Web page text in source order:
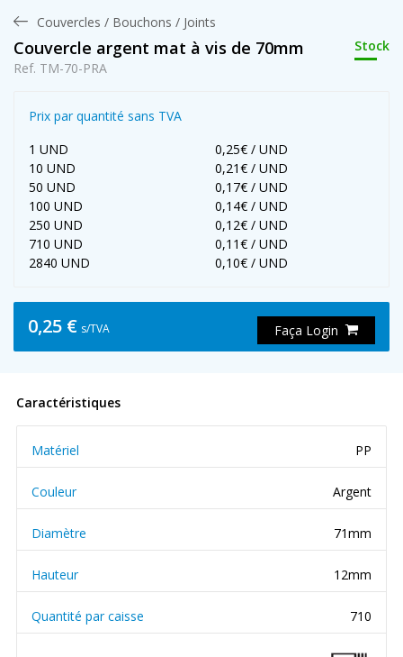
Couvercles / Bouchons / Joints
Couvercle argent mat à vis de 70mm
Stock
Ref. TM-70-PRA
Prix par quantité sans TVA
1 UND
0,25€ / UND
10 UND
0,21€ / UND
50 UND
0,17€ / UND
100 UND
0,14€ / UND
250 UND
0,12€ / UND
710 UND
0,11€ / UND
2840 UND
0,10€ / UND
0,25 € s/TVA Faça Login
Caractéristiques
Matériel PP
Couleur Argent
Diamètre 71mm
Hauteur 12mm
Quantité par caisse 710